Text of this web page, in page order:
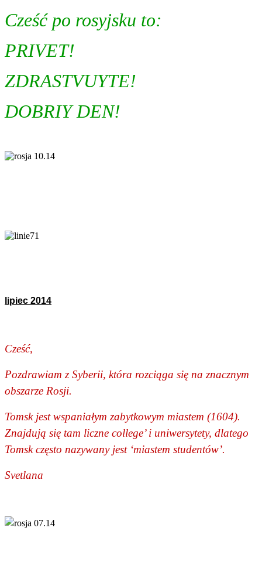
Cześć po rosyjsku to:
PRIVET!
ZDRASTVUYTE!
DOBRIY DEN!
lipiec 2014
Cześć,
Pozdrawiam z Syberii, która rozciąga się na znacznym
obszarze Rosji.
Tomsk jest wspaniałym zabytkowym miastem (1604).
Znajdują się tam liczne college’ i uniwersytety, dlatego
Tomsk często nazywany jest ‘miastem studentów’.
Svetlana